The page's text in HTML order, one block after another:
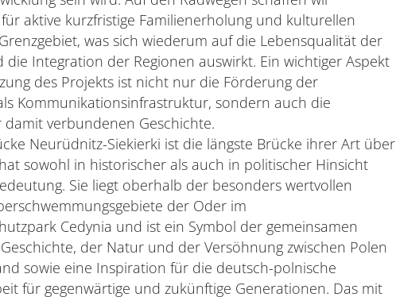
aktive kurzfristige Familienerholung und kulturellen
was sich wiederum auf die Lebensqualität der
die Integration der Regionen auswirkt. Ein wichtiger Aspekt
des Projekts ist nicht nur die Förderung der
Kommunikationsinfrastruktur, sondern auch die
verbundenen Geschichte.
Neurüdnitz-Siekierki ist die längste Brücke ihrer Art über
sowohl in historischer als auch in politischer Hinsicht
Sie liegt oberhalb der besonders wertvollen
der Oder im
Cedynia und ist ein Symbol der gemeinsamen
der Natur und der Versöhnung zwischen Polen
sowie eine Inspiration für die deutsch-polnische
für gegenwärtige und zukünftige Generationen. Das mit